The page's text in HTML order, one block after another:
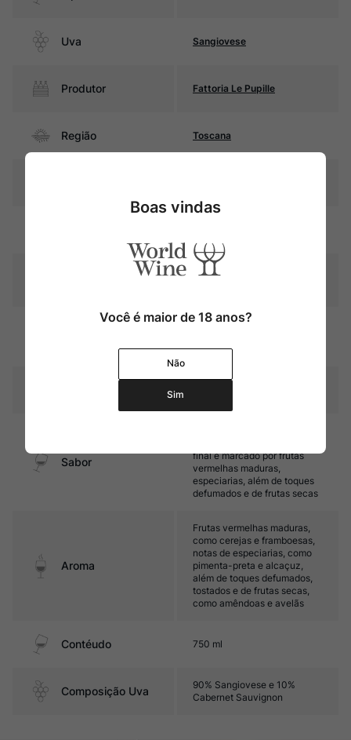
Uva Sangiovese
Produtor Fattoria Le Pupille
Região Toscana
Graduação Alcóoli
14,5%
15 meses em barris (20 e 40
Eslavônia
Sabor
final é marcado por frutas
vermelhas maduras,
especiarias, além de toques
defumados e de frutas secas
Aroma
Frutas vermelhas maduras,
como cerejas e framboesas,
notas de especiarias, como
pimenta-preta e alcaçuz,
além de toques defumados,
tostados e de frutas secas,
como amêndoas e avelãs
Contéudo 750 ml
Composição Uva
90% Sangiovese e 10%
Cabernet Sauvignon
Boas vindas
Você é maior de 18 anos?
Não
Sim